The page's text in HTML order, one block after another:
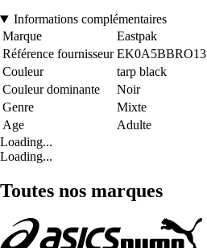
Informations complémentaires
Marque
Eastpak
Référence fournisseur EK0A5BBRO13
Couleur
tarp black
Couleur dominante
Noir
Genre
Mixte
Age
Adulte
Loading...
Loading...
Toutes nos marques